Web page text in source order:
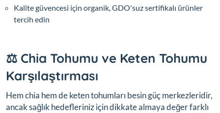
Kalite güvencesi için organik, GDO'suz sertifikalı ürünler
tercih edin
⚖️ Chia Tohumu ve Keten Tohumu
Karşılaştırması
Hem chia hem de keten tohumları besin güç merkezleridir,
ancak sağlık hedefleriniz için dikkate almaya değer farklı